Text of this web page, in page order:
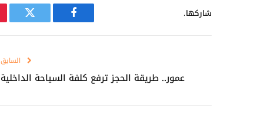
شاركها.
فيسبوك تويتر
السابق
عمور.. طريقة الحجز ترفع كلفة السياحة الداخلية